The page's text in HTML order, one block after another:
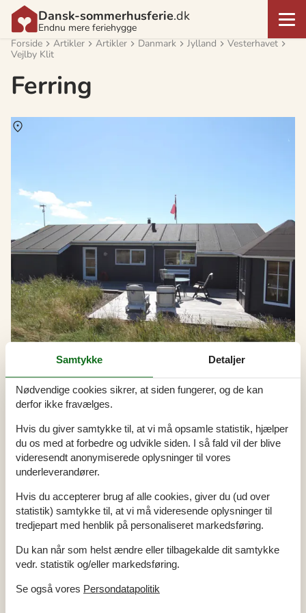
Dansk-sommerhusferie.dk
Endnu mere feriehygge
Forside
Artikler Artikler Danmark Jylland
Vesterhavet
Vejlby Klit
Ferring
Udlejning af sommerhuse i Ferring
Sommerhusferien i Ferring er fyldt med hyggelige stunder i den
klitomkransede natur, hvor solnedgangen over Vesterhavet tager
pusten fra enhver. Her kan I nyde rolige vandreture langs
stranden, lytte til havets brusen og finde fred i omgivelsernes
Artikeltyper
Alle
Artikler
Geografier
Samtykke Detaljer
Nødvendige cookies sikrer, at siden fungerer, og de kan
derfor ikke fravælges.
Hvis du giver samtykke til, at vi må opsamle statistik, hjælper
du os med at forbedre og udvikle siden. I så fald vil der blive
videresendt anonymiserede oplysninger til vores
underleverandører.
Hvis du accepterer brug af alle cookies, giver du (ud over
statistik) samtykke til, at vi må videresende oplysninger til
tredjepart med henblik på personaliseret markedsføring.
Du kan når som helst ændre eller tilbagekalde dit samtykke
vedr. statistik og/eller markedsføring.
Se også vores Persondatapolitik